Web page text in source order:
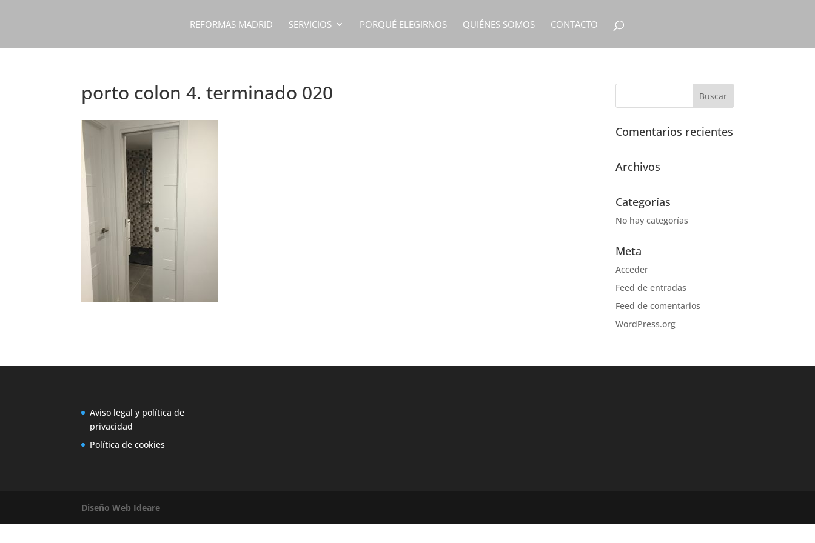
REFORMAS MADRID SERVICIOS PORQUÉ ELEGIRNOS QUIÉNES SOMOS CONTACTO
porto colon 4. terminado 020
Comentarios recientes
Archivos
Categorías
No hay categorías
Meta
Acceder
Feed de entradas
Feed de comentarios
WordPress.org
Aviso legal y política de
privacidad
Política de cookies
Diseño Web Ideare